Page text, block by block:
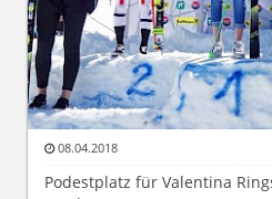
08.04.2018
Podestplatz für Valentina